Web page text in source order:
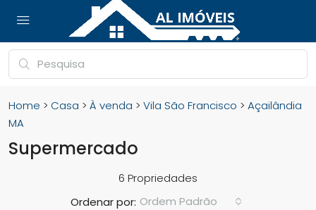
Home > Casa > À venda > Vila São Francisco > Açailândia
MA
Supermercado
6 Propriedades
Ordenar por: Ordem Padrão